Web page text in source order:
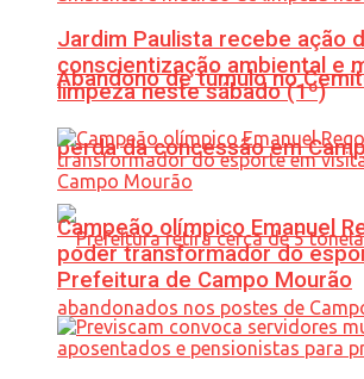
Abandono de túmulo no
perda da concessão em
Jardim Paulista recebe ação
conscientização ambiental e
limpeza neste sábado (1º)
Campeão olímpico Emanuel
poder transformador do
Prefeitura de Campo Mourão